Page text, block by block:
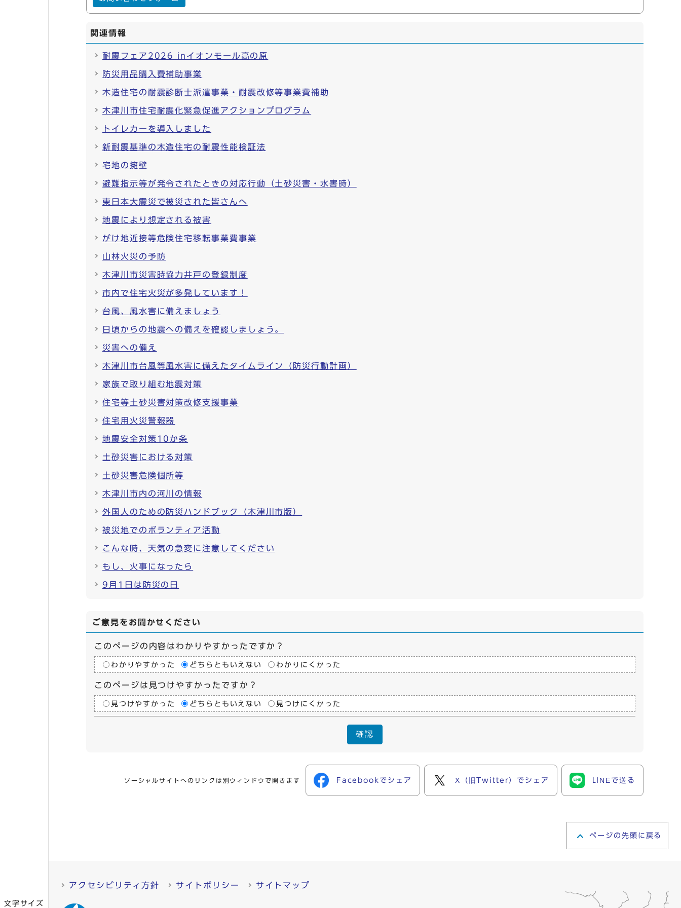
文字サイズ
関連情報
耐震フェア2026 inイオンモール高の原
防災用品購入費補助事業
木造住宅の耐震診断士派遣事業・耐震改修等事業費補助
木津川市住宅耐震化緊急促進アクションプログラム
トイレカーを導入しました
新耐震基準の木造住宅の耐震性能検証法
宅地の擁壁
避難指示等が発令されたときの対応行動（土砂災害・水害時）
東日本大震災で被災された皆さんへ
地震により想定される被害
がけ地近接等危険住宅移転事業費事業
山林火災の予防
木津川市災害時協力井戸の登録制度
市内で住宅火災が多発しています！
台風、風水害に備えましょう
日頃からの地震への備えを確認しましょう。
災害への備え
木津川市台風等風水害に備えたタイムライン（防災行動計画）
家族で取り組む地震対策
住宅等土砂災害対策改修支援事業
住宅用火災警報器
地震安全対策10か条
土砂災害における対策
土砂災害危険個所等
木津川市内の河川の情報
外国人のための防災ハンドブック（木津川市版）
被災地でのボランティア活動
こんな時、天気の急変に注意してください
もし、火事になったら
9月1日は防災の日
ご意見をお聞かせください
このページの内容はわかりやすかったですか？
わかりやすかった どちらともいえない わかりにくかった
このページは見つけやすかったですか？
見つけやすかった どちらともいえない 見つけにくかった
確認
ソーシャルサイトへのリンクは別ウィンドウで開きます Facebookでシェア X（旧Twitter）でシェア LINEで送る
ページの先頭に戻る
アクセシビリティ方針 サイトポリシー サイトマップ